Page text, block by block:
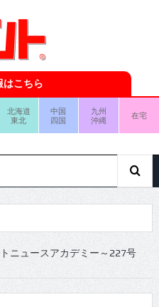
はこちら
北海道
東北
中国
四国
九州
沖縄
在宅
ニュースアカデミー～227号